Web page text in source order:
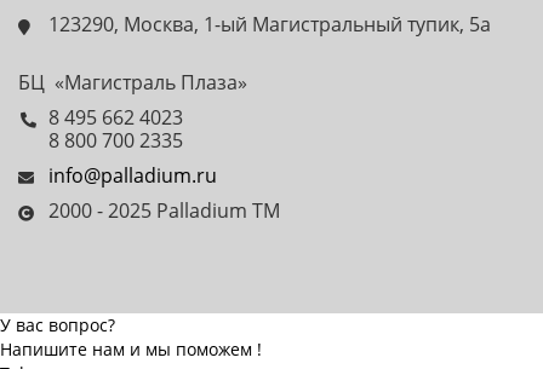
123290, Москва, 1-ый Магистральный тупик, 5а
БЦ «Магистраль Плаза»
8 495 662 4023
8 800 700 2335
info@palladium.ru
2000 - 2025 Palladium TM
У вас вопрос?
Напишите нам и мы поможем !